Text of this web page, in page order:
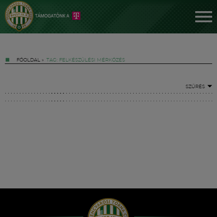
FŐOLDAL » TAG: FELKÉSZÜLÉSI MÉRKŐZÉS
SZŰRÉS
Hírek